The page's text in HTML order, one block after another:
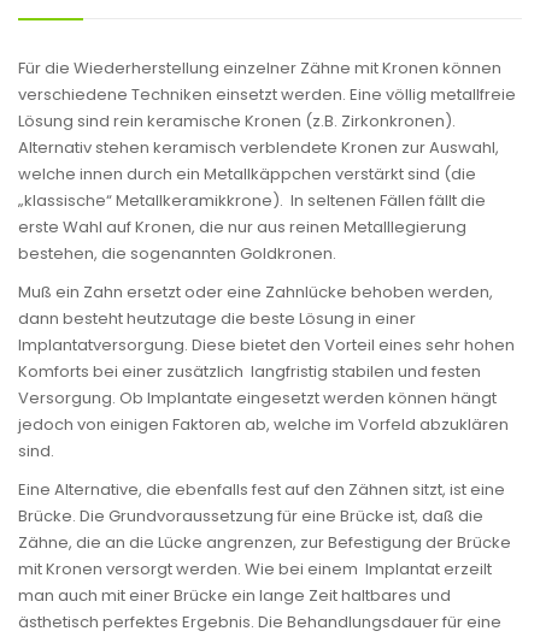
Für die Wiederherstellung einzelner Zähne mit Kronen können
verschiedene Techniken einsetzt werden. Eine völlig metallfreie
Lösung sind rein keramische Kronen (z.B. Zirkonkronen).
Alternativ stehen keramisch verblendete Kronen zur Auswahl,
welche innen durch ein Metallkäppchen verstärkt sind (die
„klassische“ Metallkeramikkrone). In seltenen Fällen fällt die
erste Wahl auf Kronen, die nur aus reinen Metalllegierung
bestehen, die sogenannten Goldkronen.
Muß ein Zahn ersetzt oder eine Zahnlücke behoben werden,
dann besteht heutzutage die beste Lösung in einer
Implantatversorgung. Diese bietet den Vorteil eines sehr hohen
Komforts bei einer zusätzlich langfristig stabilen und festen
Versorgung. Ob Implantate eingesetzt werden können hängt
jedoch von einigen Faktoren ab, welche im Vorfeld abzuklären
sind.
Eine Alternative, die ebenfalls fest auf den Zähnen sitzt, ist eine
Brücke. Die Grundvoraussetzung für eine Brücke ist, daß die
Zähne, die an die Lücke angrenzen, zur Befestigung der Brücke
mit Kronen versorgt werden. Wie bei einem Implantat erzeilt
man auch mit einer Brücke ein lange Zeit haltbares und
ästhetisch perfektes Ergebnis. Die Behandlungsdauer für eine